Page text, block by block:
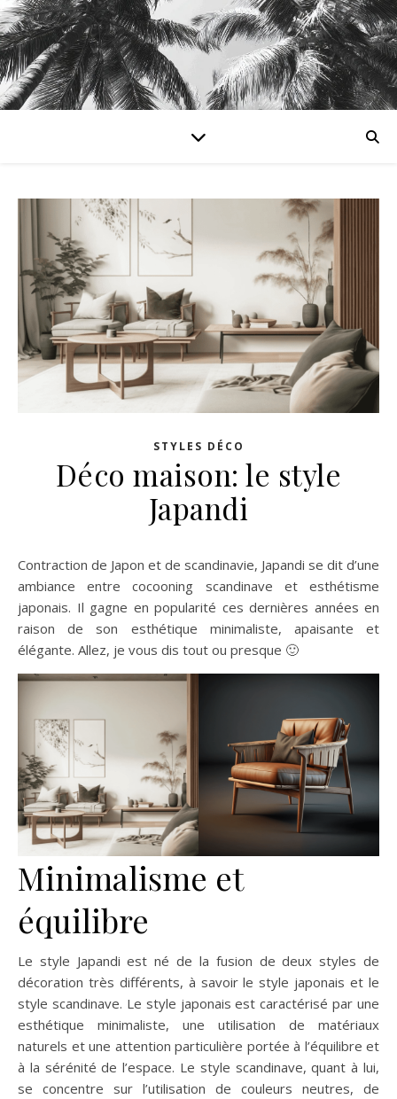
STYLES DÉCO
Déco maison: le style
Japandi
Contraction de Japon et de scandinavie, Japandi se dit d’une
ambiance entre cocooning scandinave et esthétisme
japonais. Il gagne en popularité ces dernières années en
raison de son esthétique minimaliste, apaisante et
élégante. Allez, je vous dis tout ou presque 🙂
Minimalisme et
équilibre
Le style Japandi est né de la fusion de deux styles de
décoration très différents, à savoir le style japonais et le
style scandinave. Le style japonais est caractérisé par une
esthétique minimaliste, une utilisation de matériaux
naturels et une attention particulière portée à l’équilibre et
à la sérénité de l’espace. Le style scandinave, quant à lui,
se concentre sur l’utilisation de couleurs neutres, de